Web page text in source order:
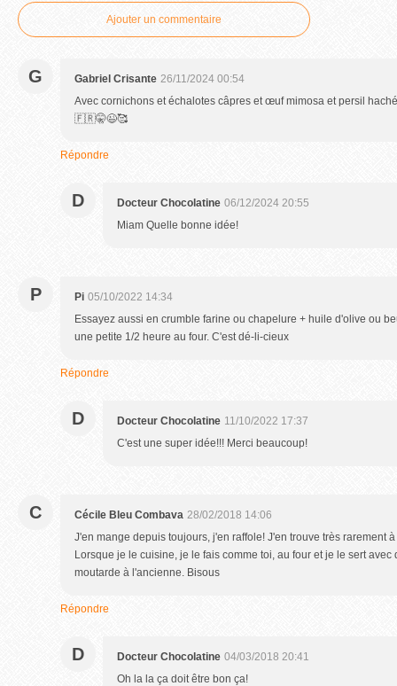
Ajouter un commentaire
G Gabriel Crisante 26/11/2024 00:54
Avec cornichons et échalotes câpres et œuf mimosa et persil
🇫🇷🤫😉🥰
Répondre
D Docteur Chocolatine 06/12/2024 20:55
Miam Quelle bonne idée!
P Pi 05/10/2022 14:34
Essayez aussi en crumble farine ou chapelure + huile d'olive ou
une petite 1/2 heure au four. C'est dé-li-cieux
Répondre
D Docteur Chocolatine 11/10/2022 17:37
C'est une super idée!!! Merci beaucoup!
C Cécile Bleu Combava 28/02/2018 14:06
J'en mange depuis toujours, j'en raffole! J'en trouve très rarement
Lorsque je le cuisine, je le fais comme toi, au four et je le sert avec
moutarde à l'ancienne. Bisous
Répondre
D Docteur Chocolatine 04/03/2018 20:41
Oh la la ça doit être bon ça!